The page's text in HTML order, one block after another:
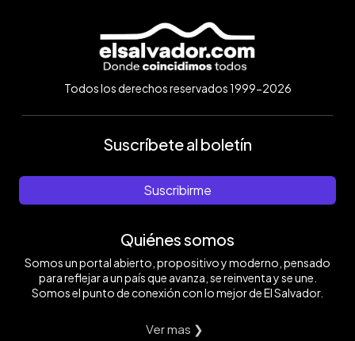
Todos los derechos reservados 1999-2026
Suscríbete al boletín
Suscribirme
Quiénes somos
Somos un portal abierto, propositivo y moderno, pensado
para reflejar a un país que avanza, se reinventa y se une.
Somos el punto de conexión con lo mejor de El Salvador.
Ver mas ❯